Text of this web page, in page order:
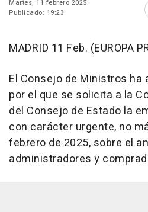
Martes, 11 febrero 2025
Publicado: 19:23
MADRID 11 Feb. (EUROPA
El Consejo de Ministros ha
por el que se solicita a la
del Consejo de Estado la
con carácter urgente, no
febrero de 2025, sobre el
administradores y